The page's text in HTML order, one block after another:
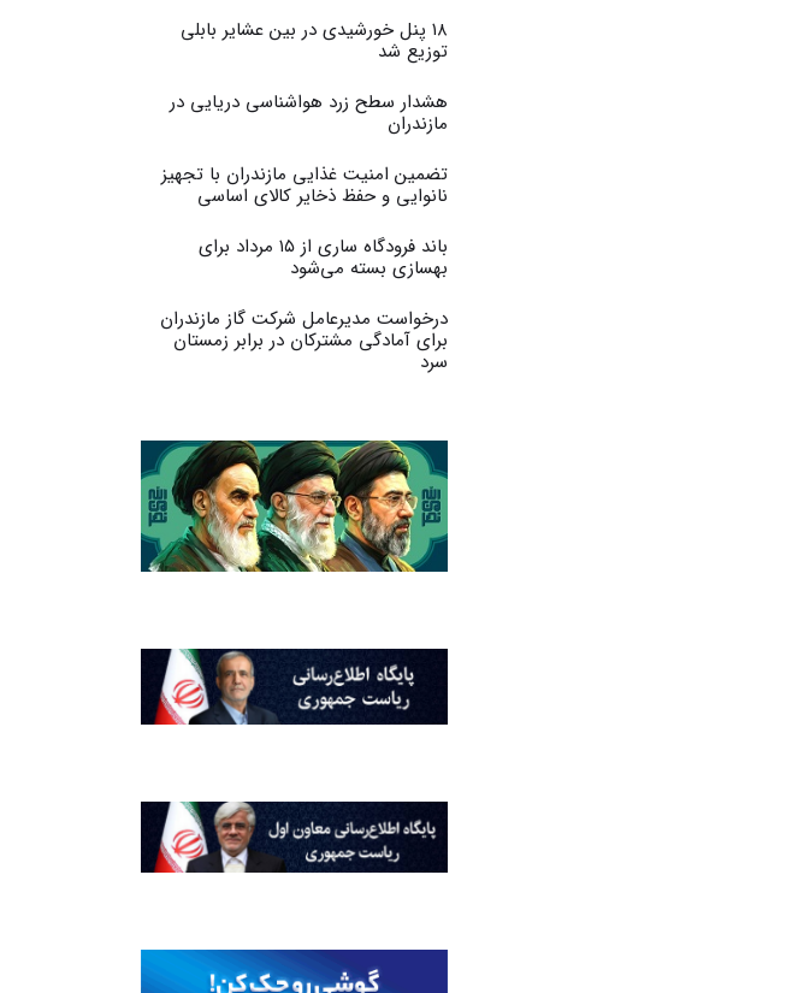
۱۸ پنل خورشیدی در بین عشایر بابلی
توزیع شد
هشدار سطح زرد هواشناسی دریایی در
مازندران
تضمین امنیت غذایی مازندران با تجهیز
نانوایی و حفظ ذخایر کالای اساسی
باند فرودگاه ساری از ۱۵ مرداد برای
بهسازی بسته می‌شود
درخواست مدیرعامل شرکت گاز مازندران
برای آمادگی مشترکان در برابر زمستان
سرد